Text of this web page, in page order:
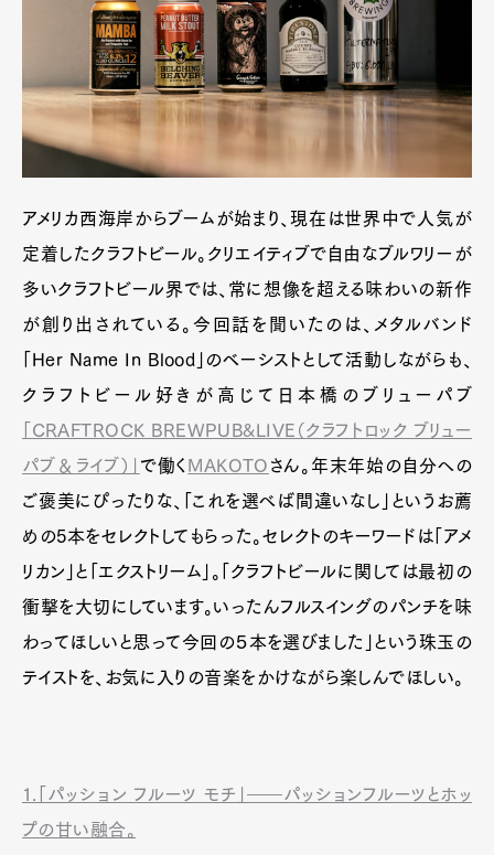
アメリカ西海岸からブームが始まり、現在は世界中で人気が
定着したクラフトビール。クリエイティブで自由なブルワリーが
多いクラフトビール界では、常に想像を超える味わいの新作
が創り出されている。今回話を聞いたのは、メタルバンド
「Her Name In Blood」のベーシストとして活動しながらも、
クラフトビール好きが高じて日本橋のブリューパブ
「CRAFTROCK BREWPUB&LIVE（クラフトロック ブリュー
パブ＆ライブ）」 で働く MAKOTO さん。年末年始の自分への
ご褒美にぴったりな、「これを選べば間違いなし」というお薦
めの5本をセレクトしてもらった。セレクトのキーワードは「アメ
リカン」と「エクストリーム」。「クラフトビールに関しては最初の
衝撃を大切にしています。いったんフルスイングのパンチを味
わってほしいと思って今回の５本を選びました」という珠玉の
テイストを、お気に入りの音楽をかけながら楽しんでほしい。
1.「パッション フルーツ モチ」――パッションフルーツとホッ
プの甘い融合。